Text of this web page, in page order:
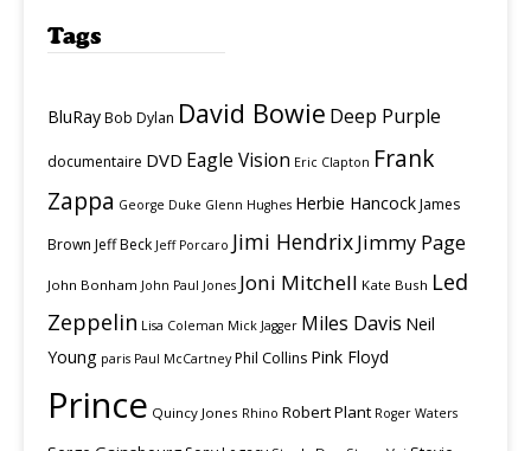
Tags
BluRayBob Dylan David Bowie Deep Purple
documentaire DVD Eagle Vision Eric Clapton Frank
Zappa George Duke Glenn Hughes Herbie HancockJames
Brown Jeff Beck Jeff Porcaro Jimi HendrixJimmy Page
John Bonham John Paul Jones Joni Mitchell Kate Bush Led
Zeppelin Lisa Coleman Mick Jagger Miles Davis Neil
Young paris Paul McCartney Phil Collins Pink Floyd
Prince Quincy Jones Rhino Robert Plant Roger Waters